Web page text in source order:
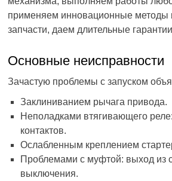
применяем инновационные методы
запчасти, даем длительные
Основные неисправности
Зачастую проблемы с запуском
Заклиниванием рычага привода.
Неполадками втягивающего
контактов.
Ослабленным креплением
Проблемами с муфтой: выход из
выключения.